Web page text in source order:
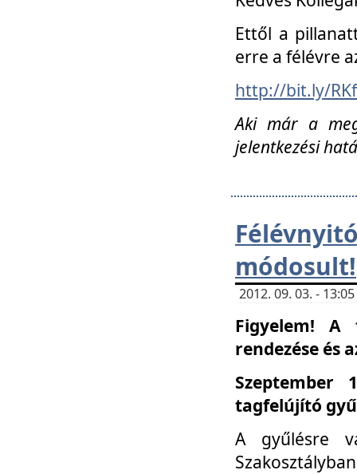
Ettől a
erre a félévre
http://bit.ly/
Aki már a
jelentkezési
módosult!
2012. 09. 03. -
Figyelem! A
rendezése és
Szeptember
tagfelújító
A gyűlésre